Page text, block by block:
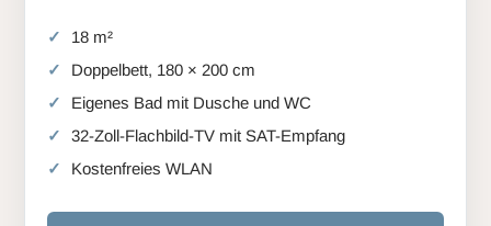
18 m²
Doppelbett, 180 × 200 cm
Eigenes Bad mit Dusche und WC
32-Zoll-Flachbild-TV mit SAT-Empfang
Kostenfreies WLAN